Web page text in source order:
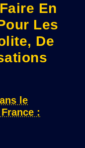
En
Les
De
le
: